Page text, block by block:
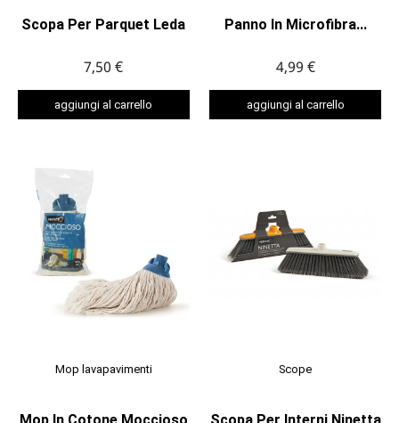
Scopa Per Parquet Leda
7,50 €
aggiungi al carrello
Panno In Microfibra...
4,99 €
aggiungi al carrello
Mop lavapavimenti Scope